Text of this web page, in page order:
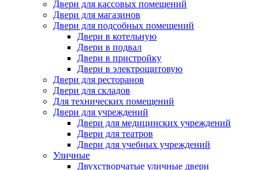
Двери для кассовых помещений
Двери для магазинов
Двери для подсобных помещений
Двери в котельную
Двери в подвал
Двери в пристройку
Двери в электрощитовую
Двери для ресторанов
Двери для складов
Для технических помещений
Двери для учреждений
Двери для медицинских учреждений
Двери для театров
Двери для учебных учреждений
Уличные
Двухстворчатые уличные двери